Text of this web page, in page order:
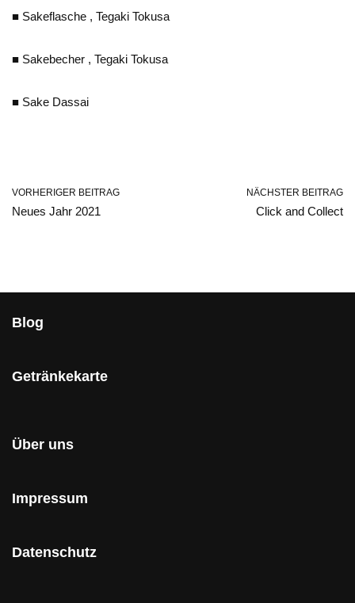
■ Sakeflasche , Tegaki Tokusa
■ Sakebecher , Tegaki Tokusa
■ Sake Dassai
VORHERIGER BEITRAG
Neues Jahr 2021
NÄCHSTER BEITRAG
Click and Collect
Blog
Getränkekarte
Über uns
Impressum
Datenschutz